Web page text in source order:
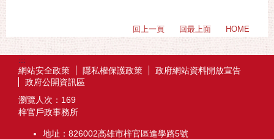
回上一頁 回最上面 HOME
:::
網站安全政策
隱私權保護政策
政府網站資料開放宣告
政府公開資訊區
瀏覽人次： 169
梓官戶政事務所
地址：826002高雄市梓官區進學路5號